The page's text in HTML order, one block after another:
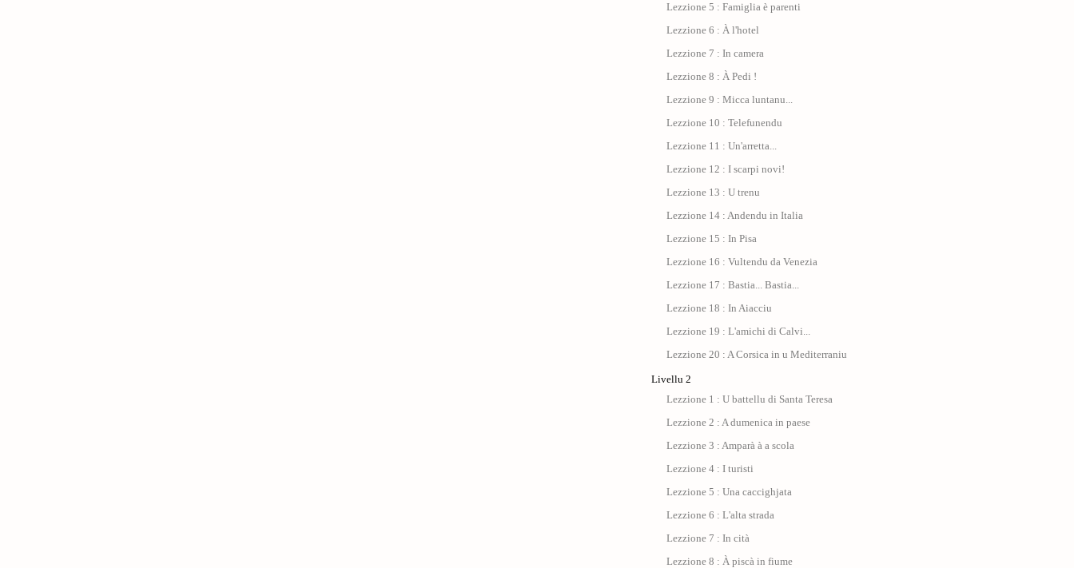
Lezzione 5 : Famiglia è parenti
Lezzione 6 : À l'hotel
Lezzione 7 : In camera
Lezzione 8 : À Pedi !
Lezzione 9 : Micca luntanu...
Lezzione 10 : Telefunendu
Lezzione 11 : Un'arretta...
Lezzione 12 : I scarpi novi!
Lezzione 13 : U trenu
Lezzione 14 : Andendu in Italia
Lezzione 15 : In Pisa
Lezzione 16 : Vultendu da Venezia
Lezzione 17 : Bastia... Bastia...
Lezzione 18 : In Aiacciu
Lezzione 19 : L'amichi di Calvi...
Lezzione 20 : A Corsica in u Mediterraniu
Livellu 2
Lezzione 1 : U battellu di Santa Teresa
Lezzione 2 : A dumenica in paese
Lezzione 3 : Amparà à a scola
Lezzione 4 : I turisti
Lezzione 5 : Una caccighjata
Lezzione 6 : L'alta strada
Lezzione 7 : In cità
Lezzione 8 : À piscà in fiume